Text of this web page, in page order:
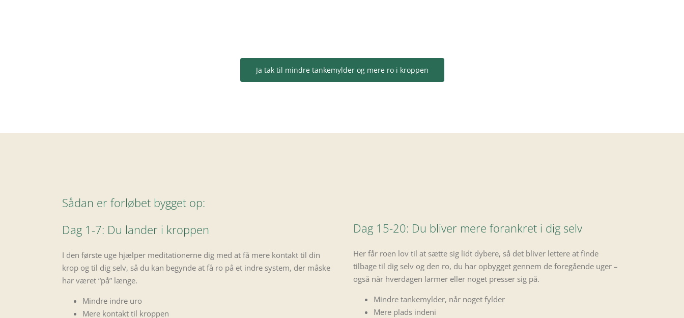
Ja tak til mindre tankemylder og mere ro i kroppen
Sådan er forløbet bygget op:
Dag 1-7: Du lander i kroppen
I den første uge hjælper meditationerne dig med at få mere kontakt til din
krop og til dig selv, så du kan begynde at få ro på et indre system, der måske
har været “på” længe.
Mindre indre uro
Mere kontakt til kroppen
Dag 15-20: Du bliver mere forankret i dig selv
Her får roen lov til at sætte sig lidt dybere, så det bliver lettere at finde
tilbage til dig selv og den ro, du har opbygget gennem de foregående uger –
også når hverdagen larmer eller noget presser sig på.
Mindre tankemylder, når noget fylder
Mere plads indeni